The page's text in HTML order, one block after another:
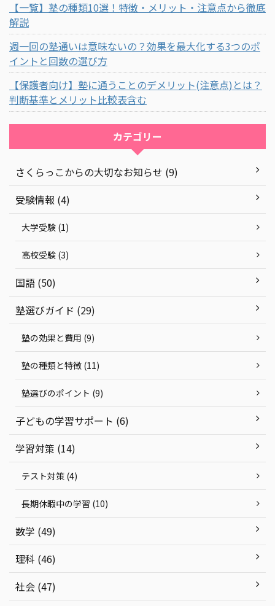
【一覧】塾の種類10選！特徴・メリット・注意点から徹底
解説
週一回の塾通いは意味ないの？効果を最大化する3つのポ
イントと回数の選び方
【保護者向け】塾に通うことのデメリット(注意点)とは？
判断基準とメリット比較表含む
カテゴリー
さくらっこからの大切なお知らせ (9)
受験情報 (4)
大学受験 (1)
高校受験 (3)
国語 (50)
塾選びガイド (29)
塾の効果と費用 (9)
塾の種類と特徴 (11)
塾選びのポイント (9)
子どもの学習サポート (6)
学習対策 (14)
テスト対策 (4)
長期休暇中の学習 (10)
数学 (49)
理科 (46)
社会 (47)